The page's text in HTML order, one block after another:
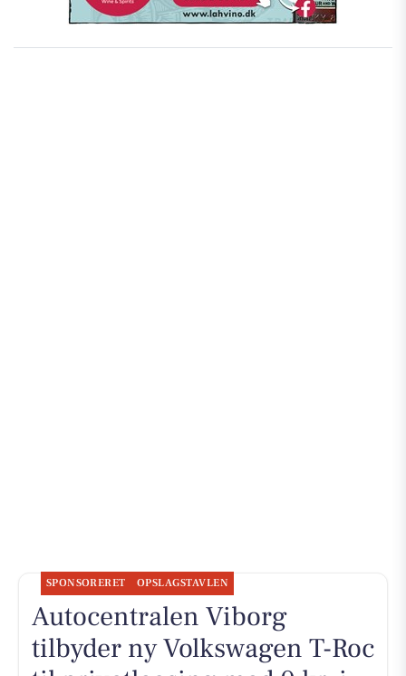
SPONSORERET OPSLAGSTAVLEN
Autocentralen Viborg
tilbyder ny Volkswagen T-Roc